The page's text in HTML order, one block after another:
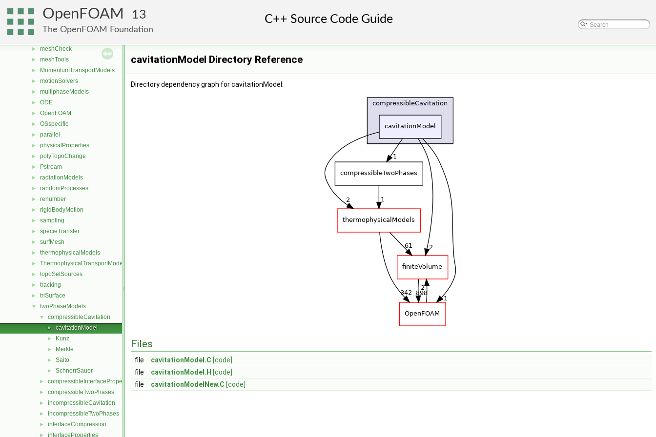
OpenFOAM 13
The OpenFOAM Foundation
► lagrangian
► Lagrangian
► meshCheck
► meshTools
► MomentumTransportModels
► motionSolvers
► multiphaseModels
► ODE
► OpenFOAM
► OSspecific
► parallel
► physicalProperties
► polyTopoChange
► Pstream
► radiationModels
► randomProcesses
► renumber
► rigidBodyMotion
► sampling
► specieTransfer
► surfMesh
► thermophysicalModels
► ThermophysicalTransportModels
► topoSetSources
► tracking
► triSurface
▼ twoPhaseModels
▼ compressibleCavitation
► cavitationModel
► Kunz
► Merkle
► Saito
► SchnerrSauer
► compressibleInterfaceProperties
► compressibleTwoPhases
► incompressibleCavitation
► incompressibleTwoPhases
► interfaceCompression
► interfaceProperties
cavitationModel Directory Reference
Directory dependency graph for cavitationModel:
Files
file cavitationModel.C [code]
file
cavitationModel.H [code]
file
cavitationModelNew.C [code]